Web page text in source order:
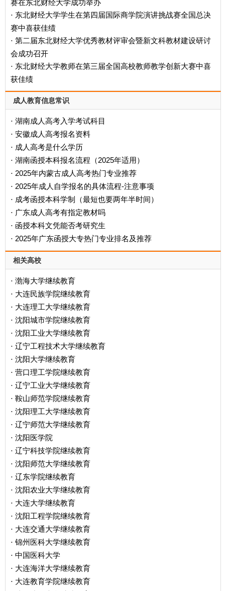
赛在东北财经大学成功举办
· 东北财经大学学生在第四届国际商学院演讲挑战赛全国总决
赛中喜获佳绩
· 第二届东北财经大学优秀教材评审会暨新文科教材建设研讨
会成功召开
· 东北财经大学教师在第三届全国高校教师教学创新大赛中喜
获佳绩
成人教育信息常识
· 湖南成人高考入学考试科目
· 安徽成人高考报名资料
· 成人高考是什么学历
· ‌湖南函授本科报名流程（2025年适用）‌
· 2025年内蒙古成人高考热门专业推荐
· 2025年成人自学报名的具体流程-注意事项
· 成考函授本科学制（最短也要两年半时间）
· 广东成人高考有指定教材吗
· 函授本科文凭能否考研究生
· 2025年广东函授大专热门专业排名及推荐
相关高校
· 渤海大学继续教育
· 大连民族学院继续教育
· 大连理工大学继续教育
· 沈阳城市学院继续教育
· 沈阳工业大学继续教育
· 辽宁工程技术大学继续教育
· 沈阳大学继续教育
· 营口理工学院继续教育
· 辽宁工业大学继续教育
· 鞍山师范学院继续教育
· 沈阳理工大学继续教育
· 辽宁师范大学继续教育
· 沈阳医学院
· 辽宁科技学院继续教育
· 沈阳师范大学继续教育
· 辽东学院继续教育
· 沈阳农业大学继续教育
· 大连大学继续教育
· 沈阳工程学院继续教育
· 大连交通大学继续教育
· 锦州医科大学继续教育
· 中国医科大学
· 大连海洋大学继续教育
· 大连教育学院继续教育